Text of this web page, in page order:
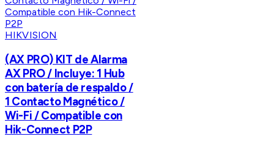
HIKVISION
(AX PRO) KIT de Alarma
AX PRO / Incluye: 1 Hub
con batería de respaldo /
1 Contacto Magnético /
Wi-Fi / Compatible con
Hik-Connect P2P